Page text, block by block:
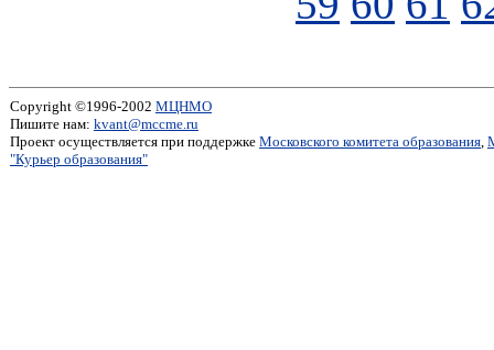
Copyright ©1996-2002 МЦНМО
Пишите нам: kvant@mccme.ru
Проект осуществляется при поддержке Московского комитета образования,
"Курьер образования"